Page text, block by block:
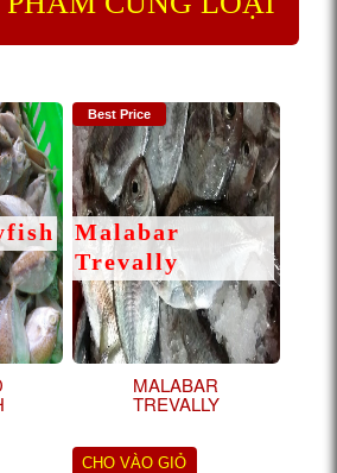
Best Price
MALABAR
TREVALLY
Malabar
Trevally
CHO VÀO GIỎ